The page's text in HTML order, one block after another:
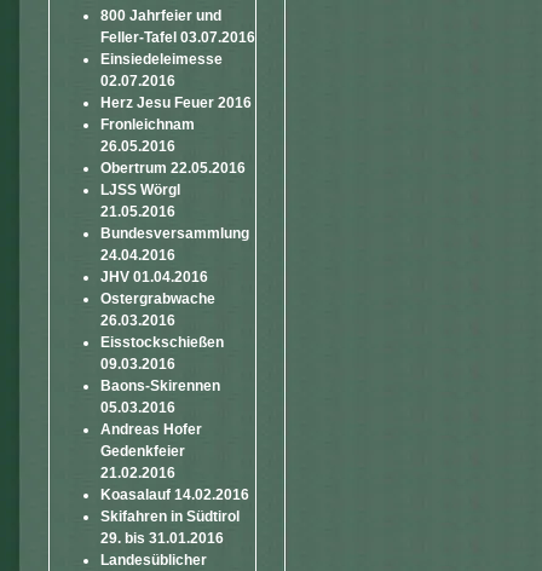
800 Jahrfeier und
Feller-Tafel 03.07.2016
Einsiedeleimesse
02.07.2016
Herz Jesu Feuer 2016
Fronleichnam
26.05.2016
Obertrum 22.05.2016
LJSS Wörgl
21.05.2016
Bundesversammlung
24.04.2016
JHV 01.04.2016
Ostergrabwache
26.03.2016
Eisstockschießen
09.03.2016
Baons-Skirennen
05.03.2016
Andreas Hofer
Gedenkfeier
21.02.2016
Koasalauf 14.02.2016
Skifahren in Südtirol
29. bis 31.01.2016
Landesüblicher